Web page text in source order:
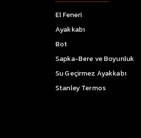
El Feneri
Ayakkabı
Bot
Sapka-Bere ve Boyunluk
Su Geçirmez Ayakkabı
Stanley Termos